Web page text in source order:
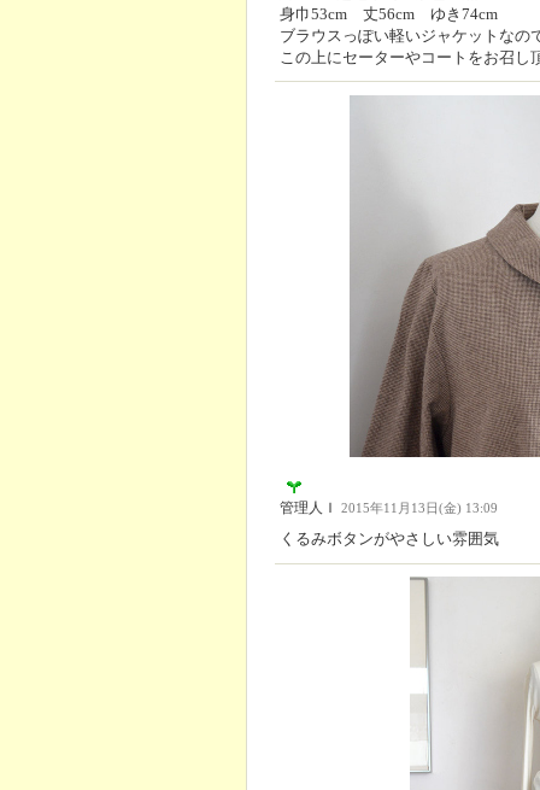
身巾53cm 丈56cm ゆき74cm
ブラウスっぽい軽いジャケットなの
この上にセーターやコートをお召し
管理人Ｉ 2015年11月13日(金) 13:09
くるみボタンがやさしい雰囲気